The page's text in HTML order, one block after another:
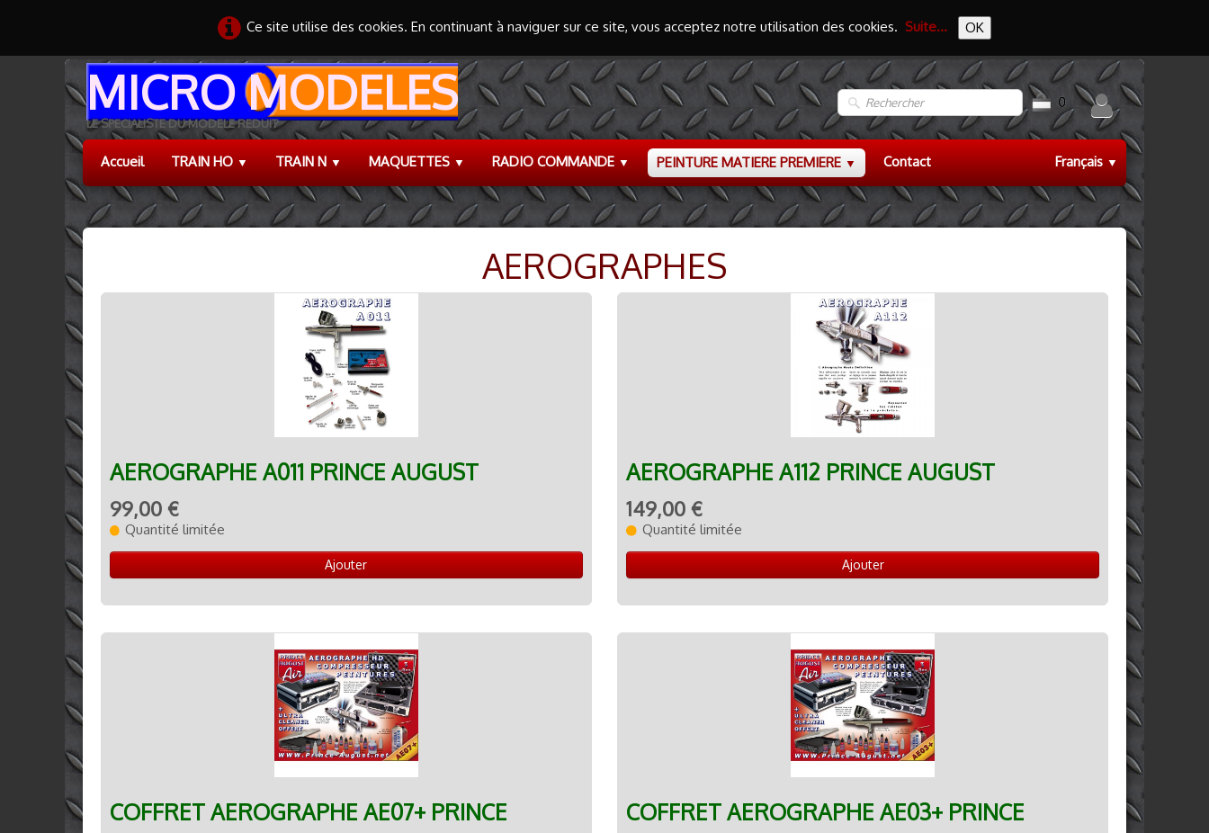
Ce site utilise des cookies. En continuant à naviguer sur ce site, vous acceptez notre utilisation des cookies. Suite... OK
MICRO MODELES
LE SPECIALISTE DU MODELE REDUIT
0
Français ▼
Accueil TRAIN HO ▼ TRAIN N ▼ MAQUETTES ▼ RADIO COMMANDE ▼ PEINTURE MATIERE PREMIERE ▼ Contact
AEROGRAPHES
AEROGRAPHE A011 PRINCE AUGUST
99,00 €
Quantité limitée
Ajouter
AEROGRAPHE A112 PRINCE AUGUST
149,00 €
Quantité limitée
Ajouter
COFFRET AEROGRAPHE AE07+ PRINCE
COFFRET AEROGRAPHE AE03+ PRINCE